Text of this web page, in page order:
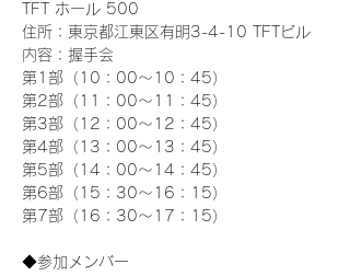
TFT ホール 500
住所：東京都江東区有明3-4-10 TFTビル
内容：握手会
第1部（10：00～10：45）
第2部（11：00～11：45）
第3部（12：00～12：45）
第4部（13：00～13：45）
第5部（14：00～14：45）
第6部（15：30～16：15）
第7部（16：30～17：15）
◆参加メンバー